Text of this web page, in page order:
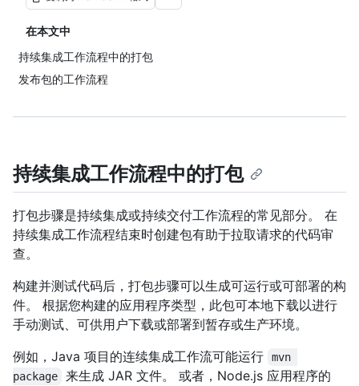
在本文中
持续集成工作流程中的打包
发布包的工作流程
持续集成工作流程中的打包
打包步骤是持续集成或持续交付工作流程的常见部分。 在
持续集成工作流程结束时创建包有助于拉取请求的代码审
查。
构建并测试代码后，打包步骤可以生成可运行或可部署的构
件。 根据您构建的应用程序类型，此包可本地下载以进行
手动测试、可供用户下载或部署到暂存或生产环境。
例如，Java 项目的连续集成工作流可能运行
mvn
package
来生成 JAR 文件。 或者，Node.js 应用程序的